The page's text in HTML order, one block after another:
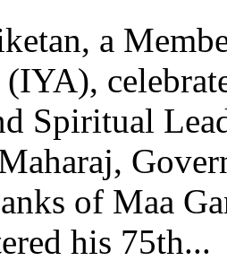
a
(IYA),
Spiritual
of Maa
his 75th...